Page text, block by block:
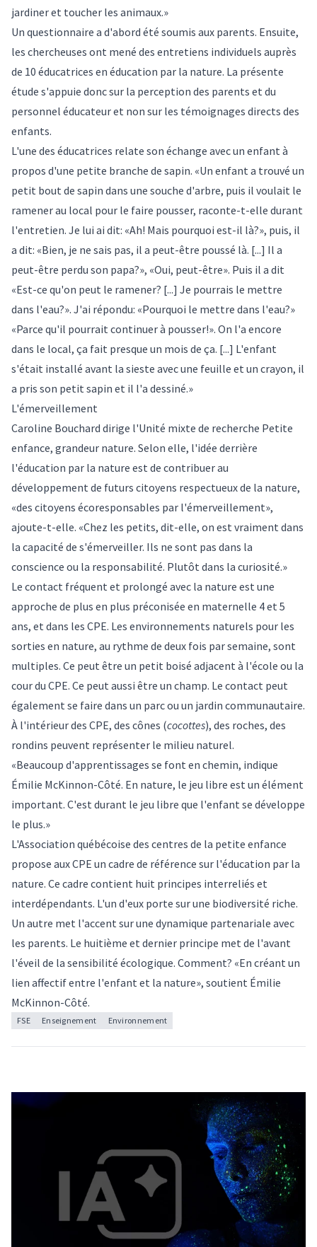
jardiner et toucher les animaux.»
Un questionnaire a d'abord été soumis aux parents. Ensuite,
les chercheuses ont mené des entretiens individuels auprès
de 10 éducatrices en éducation par la nature. La présente
étude s'appuie donc sur la perception des parents et du
personnel éducateur et non sur les témoignages directs des
enfants.
L'une des éducatrices relate son échange avec un enfant à
propos d'une petite branche de sapin. «Un enfant a trouvé un
petit bout de sapin dans une souche d'arbre, puis il voulait le
ramener au local pour le faire pousser, raconte-t-elle durant
l'entretien. Je lui ai dit: «Ah! Mais pourquoi est-il là?», puis, il
a dit: «Bien, je ne sais pas, il a peut-être poussé là. [...] Il a
peut-être perdu son papa?», «Oui, peut-être». Puis il a dit
«Est-ce qu'on peut le ramener? [...] Je pourrais le mettre
dans l'eau?». J'ai répondu: «Pourquoi le mettre dans l'eau?»
«Parce qu'il pourrait continuer à pousser!». On l'a encore
dans le local, ça fait presque un mois de ça. [...] L'enfant
s'était installé avant la sieste avec une feuille et un crayon, il
a pris son petit sapin et il l'a dessiné.»
L'émerveillement
Caroline Bouchard dirige l'Unité mixte de recherche Petite
enfance, grandeur nature. Selon elle, l'idée derrière
l'éducation par la nature est de contribuer au
développement de futurs citoyens respectueux de la nature,
«des citoyens écoresponsables par l'émerveillement»,
ajoute-t-elle. «Chez les petits, dit-elle, on est vraiment dans
la capacité de s'émerveiller. Ils ne sont pas dans la
conscience ou la responsabilité. Plutôt dans la curiosité.»
Le contact fréquent et prolongé avec la nature est une
approche de plus en plus préconisée en maternelle 4 et 5
ans, et dans les CPE. Les environnements naturels pour les
sorties en nature, au rythme de deux fois par semaine, sont
multiples. Ce peut être un petit boisé adjacent à l'école ou la
cour du CPE. Ce peut aussi être un champ. Le contact peut
également se faire dans un parc ou un jardin communautaire.
À l'intérieur des CPE, des cônes (cocottes), des roches, des
rondins peuvent représenter le milieu naturel.
«Beaucoup d'apprentissages se font en chemin, indique
Émilie McKinnon-Côté. En nature, le jeu libre est un élément
important. C'est durant le jeu libre que l'enfant se développe
le plus.»
L'Association québécoise des centres de la petite enfance
propose aux CPE un cadre de référence sur l'éducation par la
nature. Ce cadre contient huit principes interreliés et
interdépendants. L'un d'eux porte sur une biodiversité riche.
Un autre met l'accent sur une dynamique partenariale avec
les parents. Le huitième et dernier principe met de l'avant
l'éveil de la sensibilité écologique. Comment? «En créant un
lien affectif entre l'enfant et la nature», soutient Émilie
McKinnon-Côté.
FSE Enseignement Environnement